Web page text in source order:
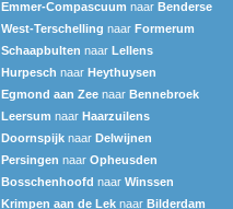
Emmer-Compascuum naar Benderse
West-Terschelling naar Formerum
Schaapbulten naar Lellens
Hurpesch naar Heythuysen
Egmond aan Zee naar Bennebroek
Leersum naar Haarzuilens
Doornspijk naar Delwijnen
Persingen naar Opheusden
Bosschenhoofd naar Winssen
Krimpen aan de Lek naar Bilderdam